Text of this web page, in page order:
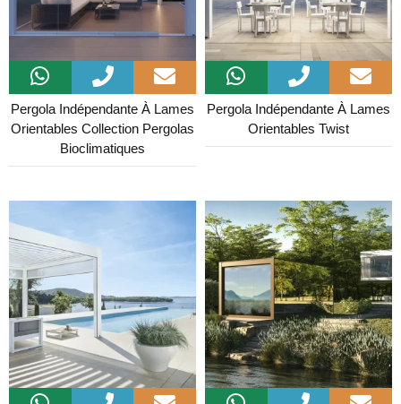
Pergola Indépendante À Lames
Orientables Collection Pergolas
Bioclimatiques
Pergola Indépendante À Lames
Orientables Twist